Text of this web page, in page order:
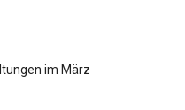
im März